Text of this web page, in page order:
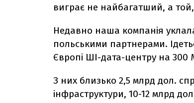
виграє не найбагатший, а
Недавно наша компанія
польськими партнерами.
Європі ШІ-дата-центру на 300
З них близько 2,5 млрд дол.
інфраструктури, 10-12 млрд